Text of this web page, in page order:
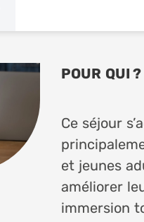
POUR QUI ?
Ce séjour
et jeunes
améliorer
immersion